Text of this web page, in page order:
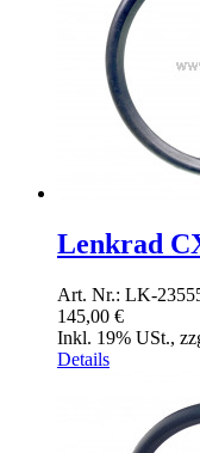
Lenkrad
Art. Nr.: LK-
145,00 €
Inkl. 19% USt.,
Details